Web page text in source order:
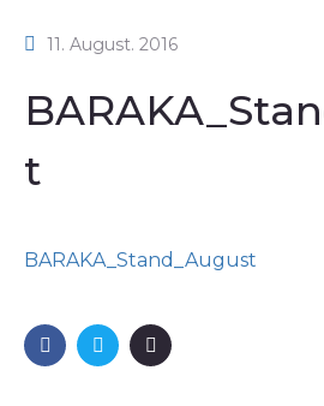
11. August. 2016
t
BARAKA_Stand_August